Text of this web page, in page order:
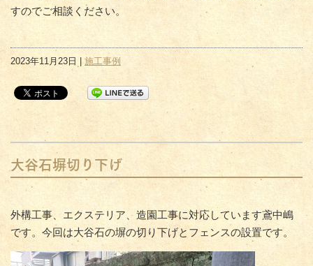
すのでご相談ください。
2023年11月23日 | 施工事例
大谷石塀切り下げ
外構工事、エクステリア、造園工事に対応しています鳶中嶋
です。今回は大谷石の塀の切り下げとフェンスの設置です。